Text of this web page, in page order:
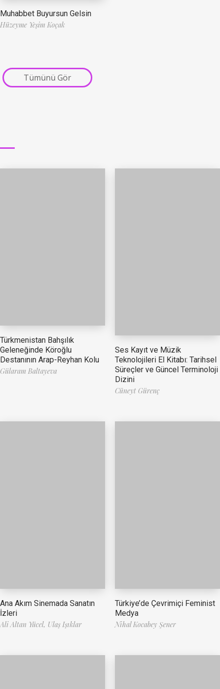
Muhabbet Buyursun Gelsin
Hüzeyme Yeşim Koçak
Tümünü Gör
Türkmenistan Bahşılık
Geleneğinde Köroğlu
Destanının Arap-Reyhan Kolu
Gülaram Baltayeva
Ses Kayıt ve Müzik
Teknolojileri El Kitabı: Tarihsel
Süreçler ve Güncel Terminoloji
Dizini
Cüneyt Gürenç
Ana Akım Sinemada Sanatın
İzleri
Ali Altan Yücel, Ulaş Işıklar
Türkiye’de Çevrimiçi Feminist
Medya
Nihal Kocabey Şener